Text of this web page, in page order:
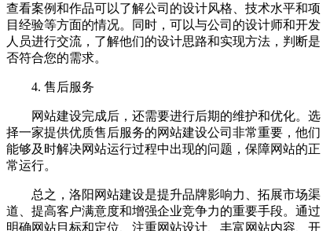
查看案例和作品可以了解公司的设计风格、技术水平和项
目经验等方面的情况。同时，可以与公司的设计师和开发
人员进行交流，了解他们的设计思路和实现方法，判断是
否符合您的需求。
4. 售后服务
网站建设完成后，还需要进行后期的维护和优化。选
择一家提供优质售后服务的网站建设公司非常重要，他们
能够及时解决网站运行过程中出现的问题，保障网站的正
常运行。
总之，洛阳网站建设是提升品牌影响力、拓展市场渠
道、提高客户满意度和增强企业竞争力的重要手段。通过
明确网站目标和定位、注重网站设计、丰富网站内容、开